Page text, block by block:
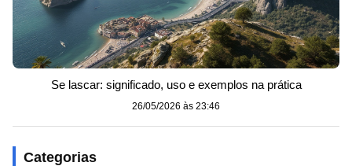
Se lascar: significado, uso e exemplos na prática
26/05/2026 às 23:46
Categorias